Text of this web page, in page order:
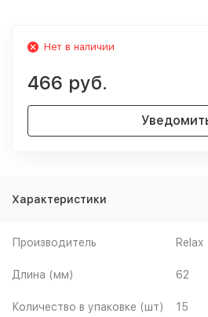
Нет в наличии
466 руб.
Характеристики
Производитель Relax
Длина (мм) 62
Количество в упаковке (шт) 15